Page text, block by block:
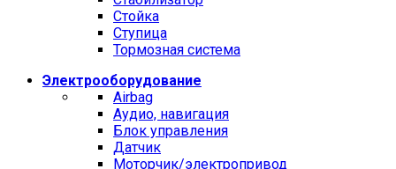
Стойка
Ступица
Тормозная система
Электрооборудование
Airbag
Аудио, навигация
Блок управления
Датчик
Моторчик/электропривод